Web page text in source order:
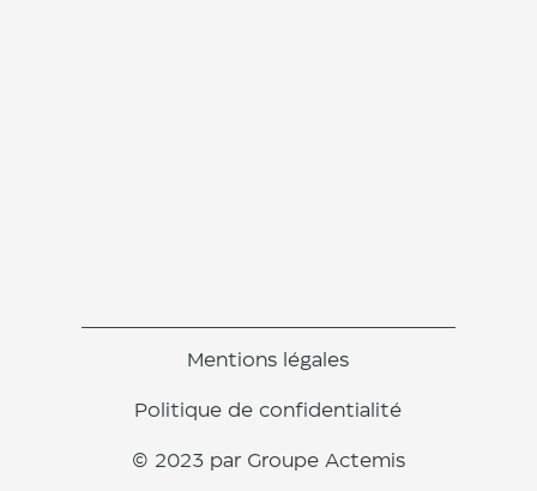
© 2023 par Groupe Actemis
Politique de confidentialité
Mentions légales